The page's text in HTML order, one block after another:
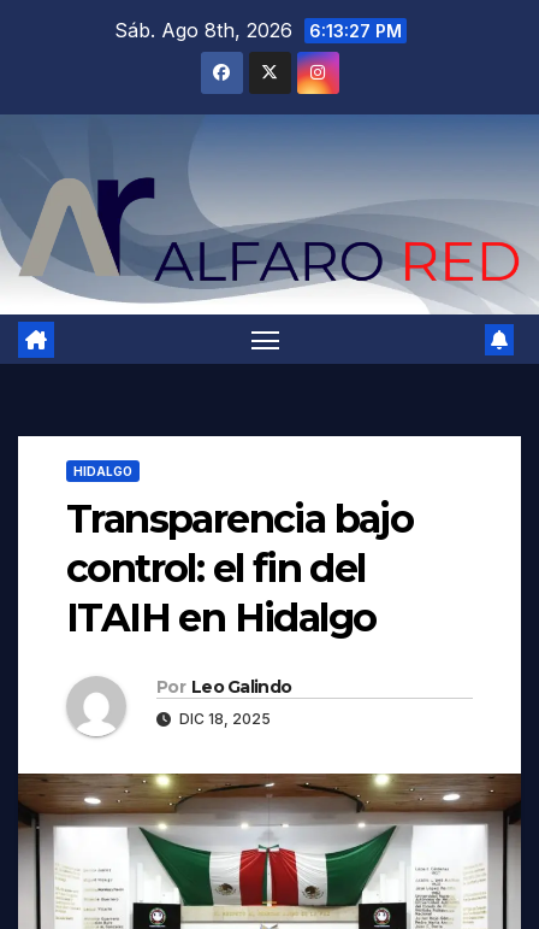
Sáb. Ago 8th, 2026 6:13:29 PM
HIDALGO
Transparencia bajo
control: el fin del
ITAIH en Hidalgo
Por Leo Galindo
DIC 18, 2025